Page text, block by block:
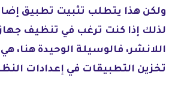
ولكن هذا يتطلب تثبيت تطبيق
لذلك إذا كنت ترغب في تنظيف
اللانشر، فالوسيلة الوحيدة
تخزين التطبيقات في إعدادات